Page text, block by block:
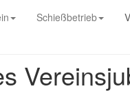
Schießbetrieb